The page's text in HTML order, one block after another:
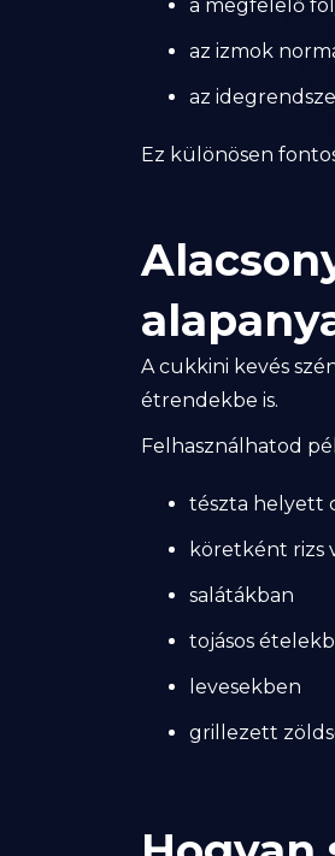
a megfelelő
az izmok
az
Ez különösen
A cukkini kevés
étrendekbe is.
Felhasználhatod
tészta helyett
köretként rizs
salátákban
tojásos
levesekben
grillezett